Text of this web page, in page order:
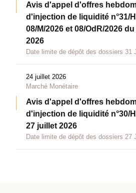
Avis d'appel d'offres
d'injection de liquidité n°31/
08/M/2026 et 08/OdR/2026
2026
Date limite de dépôt des dossiers 31
24 juillet 2026
Marché Monétaire
Avis d'appel d'offres
d'injection de liquidité n°30/
27 juillet 2026
Date limite de dépôt des dossiers 27